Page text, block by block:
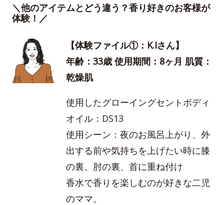
＼他のアイテムとどう違う？香り好きのお客様が
体験！／
【体験ファイル①：K.Iさん】
年齢：33歳 使用期間：8ヶ月 肌質：
乾燥肌
使用したグローイングセントボディ
オイル：DS13
使用シーン：夜のお風呂上がり、外
出する前や気持ちを上げたい時に膝
の裏、肘の裏、首に重ね付け
香水で香りを楽しむのが好きな二児
のママ。